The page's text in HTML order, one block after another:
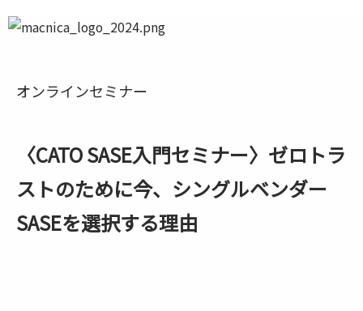
オンラインセミナー
〈CATO SASE入門セミナー〉ゼロトラ
ストのために今、シングルベンダー
SASEを選択する理由